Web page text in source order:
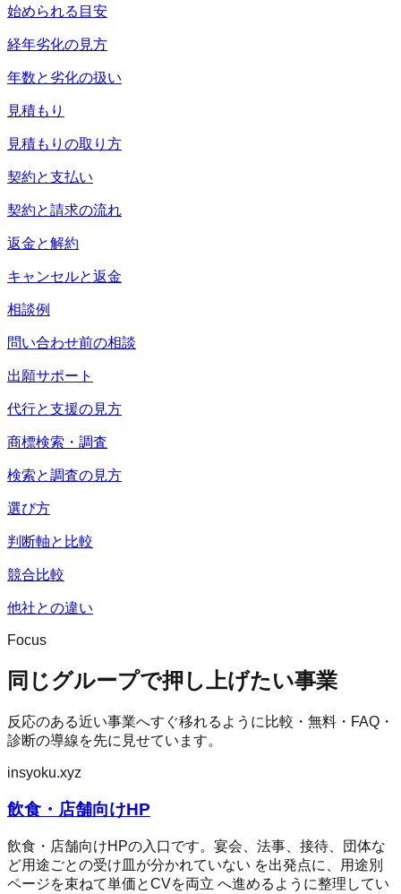
始められる目安
経年劣化の見方
年数と劣化の扱い
見積もり
見積もりの取り方
契約と支払い
契約と請求の流れ
返金と解約
キャンセルと返金
相談例
問い合わせ前の相談
出願サポート
代行と支援の見方
商標検索・調査
検索と調査の見方
選び方
判断軸と比較
競合比較
他社との違い
Focus
同じグループで押し上げたい事業
反応のある近い事業へすぐ移れるように比較・無料・FAQ・
診断の導線を先に見せています。
insyoku.xyz
飲食・店舗向けHP
飲食・店舗向けHPの入口です。宴会、法事、接待、団体な
ど用途ごとの受け皿が分かれていない を出発点に、用途別
ページを束ねて単価とCVを両立 へ進めるように整理してい